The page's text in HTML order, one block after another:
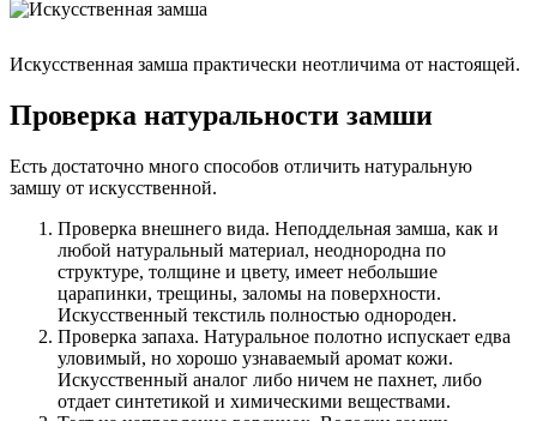
Искусственная замша практически неотличима от настоящей.
Проверка натуральности замши
Есть достаточно много способов отличить натуральную
замшу от искусственной.
Проверка внешнего вида. Неподдельная замша, как и
любой натуральный материал, неоднородна по
структуре, толщине и цвету, имеет небольшие
царапинки, трещины, заломы на поверхности.
Искусственный текстиль полностью однороден.
Проверка запаха. Натуральное полотно испускает едва
уловимый, но хорошо узнаваемый аромат кожи.
Искусственный аналог либо ничем не пахнет, либо
отдает синтетикой и химическими веществами.